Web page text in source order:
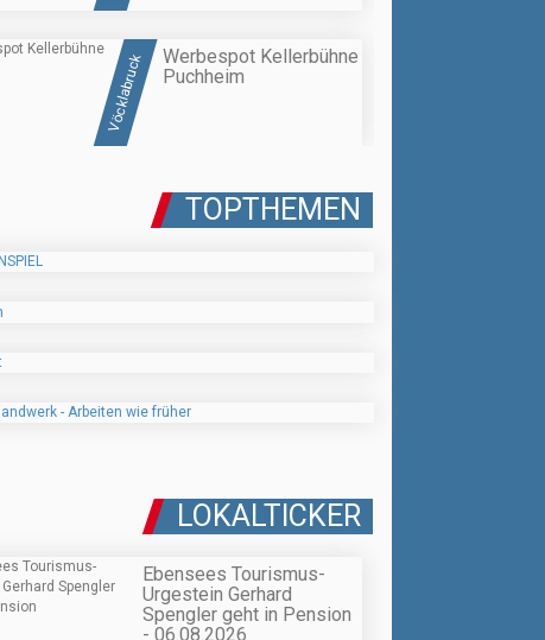
Vöcklabruck
Werbespot Kellerbühne
Puchheim
TOPTHEMEN
LOKALTICKER
Ebensees Tourismus-
Urgestein Gerhard
Spengler geht in Pension
- 06.08.2026